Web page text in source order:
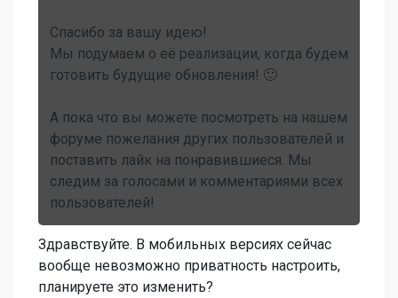
Спасибо за вашу идею!
Мы подумаем о её реализации, когда будем
готовить будущие обновления! 🙂
А пока что вы можете посмотреть на нашем
форуме пожелания других пользователей и
поставить лайк на понравившиеся. Мы
следим за голосами и комментариями всех
пользователей!
Здравствуйте. В мобильных версиях сейчас
вообще невозможно приватность настроить,
планируете это изменить?